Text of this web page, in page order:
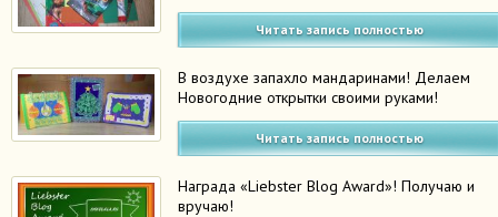
Читать запись полностью
В воздухе запахло мандаринами! Делаем
Новогодние открытки своими руками!
Читать запись полностью
Награда «Liebster Blog Award»! Получаю и
вручаю!